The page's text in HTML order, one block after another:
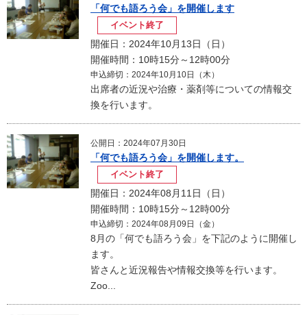
「何でも語ろう会」を開催します
イベント終了
開催日：2024年10月13日（日）
開催時間：10時15分～12時00分
申込締切：2024年10月10日（木）
出席者の近況や治療・薬剤等についての情報交
換を行います。
公開日：2024年07月30日
「何でも語ろう会」を開催します。
イベント終了
開催日：2024年08月11日（日）
開催時間：10時15分～12時00分
申込締切：2024年08月09日（金）
8月の「何でも語ろう会」を下記のように開催し
ます。
皆さんと近況報告や情報交換等を行います。
Zoo...